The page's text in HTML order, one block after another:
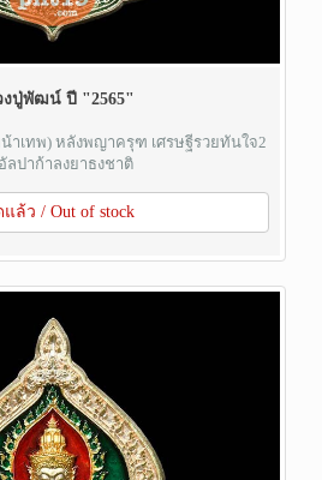
งปู่พัฒน์ ปี "2565"
าเทพ) หลังพญาครุฑ เศรษฐีรวยทันใจ2
ลปาก้าลงยาธงชาติ
ล้ว / Out of stock